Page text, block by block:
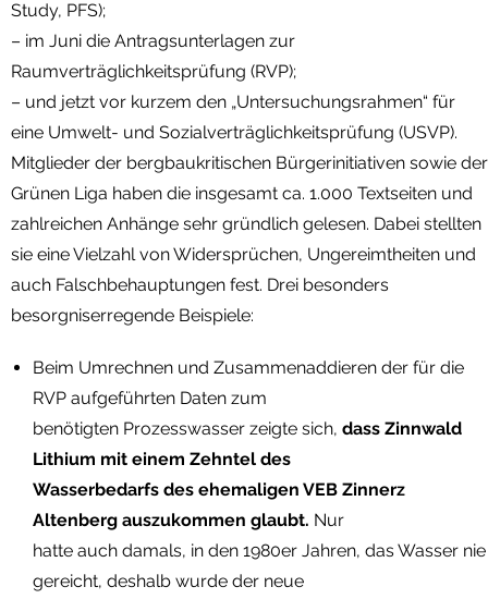
Study, PFS);
– im Juni die Antragsunterlagen zur
Raumverträglichkeitsprüfung (RVP);
– und jetzt vor kurzem den „Untersuchungsrahmen“ für
eine Umwelt- und Sozialverträglichkeitsprüfung (USVP).
Mitglieder der bergbaukritischen Bürgerinitiativen sowie der
Grünen Liga haben die insgesamt ca. 1.000 Textseiten und
zahlreichen Anhänge sehr gründlich gelesen. Dabei stellten
sie eine Vielzahl von Widersprüchen, Ungereimtheiten und
auch Falschbehauptungen fest. Drei besonders
besorgniserregende Beispiele:
Beim Umrechnen und Zusammenaddieren der für die
RVP aufgeführten Daten zum
benötigten Prozesswasser zeigte sich, dass Zinnwald
Lithium mit einem Zehntel des
Wasserbedarfs des ehemaligen VEB Zinnerz
Altenberg auszukommen glaubt. Nur
hatte auch damals, in den 1980er Jahren, das Wasser nie
gereicht, deshalb wurde der neue